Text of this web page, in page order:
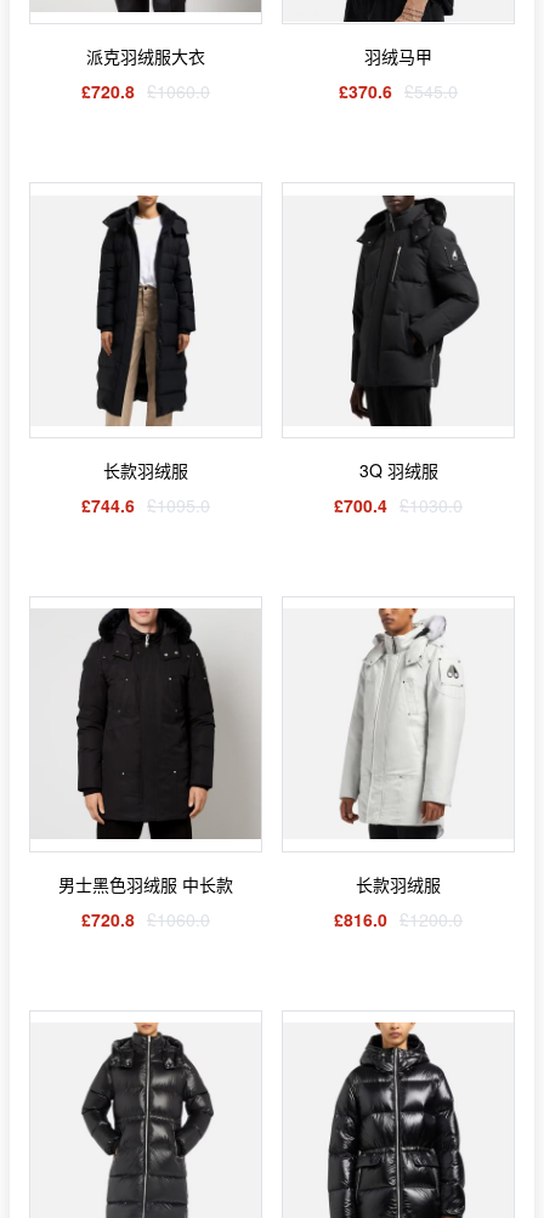
派克羽绒服大衣
£720.8 £1060.0
羽绒马甲
£370.6 £545.0
长款羽绒服
£744.6 £1095.0
3Q 羽绒服
£700.4 £1030.0
男士黑色羽绒服 中长款
£720.8 £1060.0
长款羽绒服
£816.0 £1200.0